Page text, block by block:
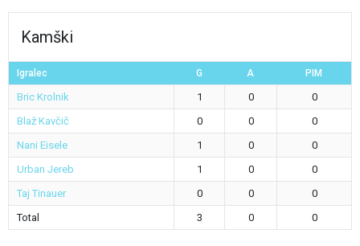
Kamški
Igralec G A PIM
Bric Krolnik 1 0
0
Blaž Kavčič
0 0
0
Nani Eisele
1 0
0
Urban Jereb
1 0
0
Taj Tinauer
0 0
0
Total
3 0 0